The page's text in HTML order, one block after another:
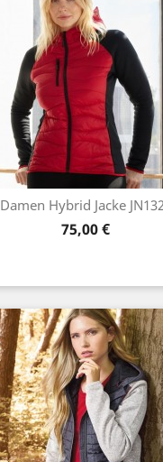
Damen Hybrid Jacke
Preis
75,00 €